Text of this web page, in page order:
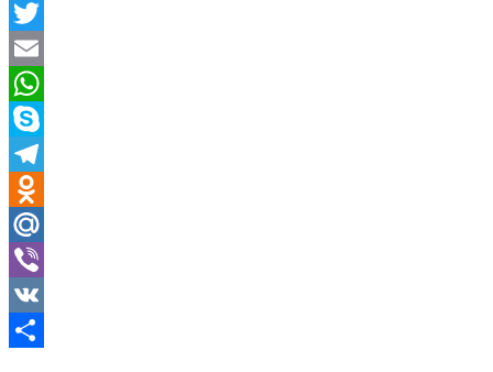
Facebook
Twitter
Email
WhatsApp
Skype
Telegram
Odnoklassniki
Mail.Ru
Viber
VK